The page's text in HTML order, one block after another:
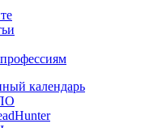
календарь